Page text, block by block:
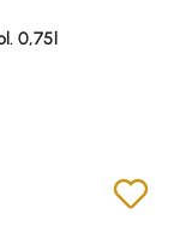
Sternen
0,75l